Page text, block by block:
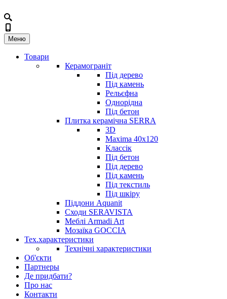
Меню
Товари
Керамограніт
Під дерево
Під камень
Рельєфна
Однорідна
Під бетон
Плитка керамічна SERRA
3D
Maxima 40x120
Классік
Під бетон
Під дерево
Під камень
Під текстиль
Під шкіру
Піддони Aquanit
Сходи SERAVISTA
Меблі Armadi Art
Мозаїка GOCCIA
Тех.характеристики
Технічні характеристики
Об'єкти
Партнеры
Де придбати?
Про нас
Контакти